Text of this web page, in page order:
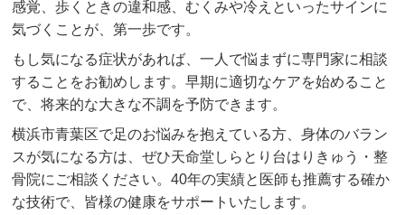
感覚、歩くときの違和感、むくみや冷えといったサインに
気づくことが、第一歩です。
もし気になる症状があれば、一人で悩まずに専門家に相談
することをお勧めします。早期に適切なケアを始めること
で、将来的な大きな不調を予防できます。
横浜市青葉区で足のお悩みを抱えている方、身体のバラン
スが気になる方は、ぜひ天命堂しらとり台はりきゅう・整
骨院にご相談ください。40年の実績と医師も推薦する確か
な技術で、皆様の健康をサポートいたします。